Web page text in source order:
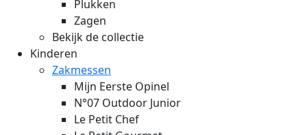
Plukken
Zagen
Bekijk de collectie
Kinderen
Zakmessen
Mijn Eerste Opinel
N°07 Outdoor Junior
Le Petit Chef